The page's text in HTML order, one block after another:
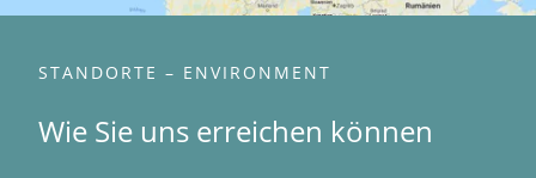
STANDORTE – ENVIRONMENT
Wie Sie uns erreichen können